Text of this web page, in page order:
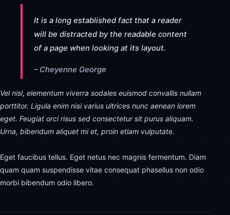
It is a long established fact that a reader
will be distracted by the readable content
of a page when looking at its layout.
– Cheyenne George
Vel nisl, elementum viverra sodales euismod convallis nullam
porttitor. Ligula enim nisi varius ultrices nunc aenean lorem
eget. Feugiat orci risus sed consectetur sit purus aliquam.
Urna, bibendum aliquet mi et, proin etiam vulputate.
Eget faucibus tellus. Eget netus nec magnis fermentum. Diam
quam quam suspendisse vitae consequat phasellus non odio
morbi bibendum odio libero.